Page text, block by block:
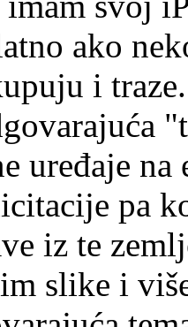
ako
i traze.
uređaje
pa
iz te
slike i